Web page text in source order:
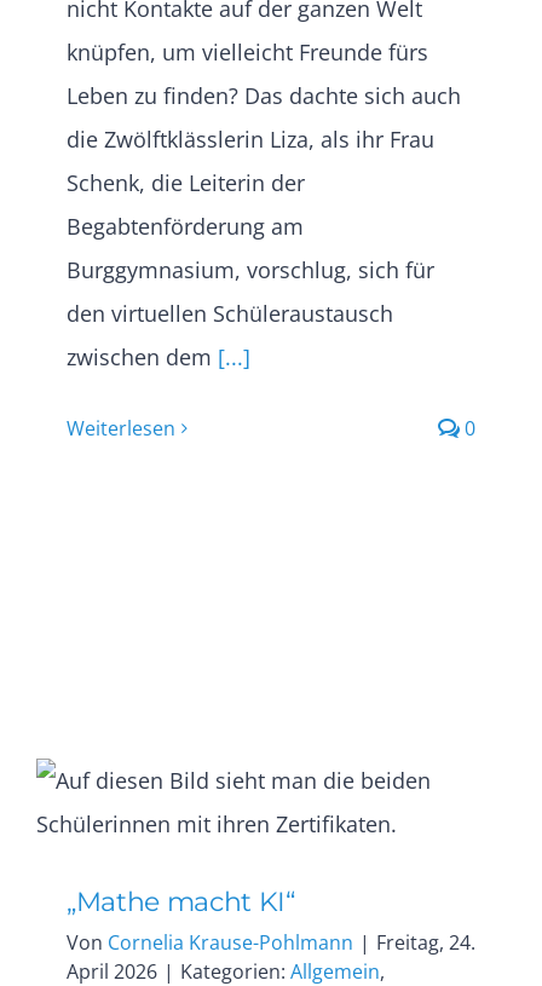
nicht Kontakte auf der ganzen Welt
knüpfen, um vielleicht Freunde fürs
Leben zu finden? Das dachte sich auch
die Zwölftklässlerin Liza, als ihr Frau
Schenk, die Leiterin der
Begabtenförderung am
Burggymnasium, vorschlug, sich für
den virtuellen Schüleraustausch
zwischen dem [...]
Weiterlesen 0
„Mathe macht KI“
Von Cornelia Krause-Pohlmann | Freitag, 24.
April 2026 | Kategorien: Allgemein,